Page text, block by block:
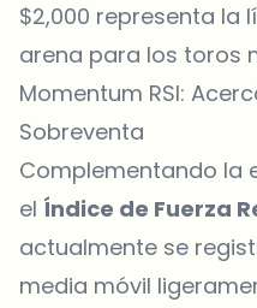
$2,000 representa la
arena para los toros
Momentum RSI:
Sobreventa
Complementando la
el Índice de Fuerza
actualmente se
media móvil